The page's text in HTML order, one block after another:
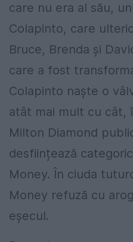
care nu era al său,
Colapinto, care
Bruce, Brenda și
care a fost
Colapinto naște o
atât mai mult cu cât,
Milton Diamond
desființează
Money. În ciuda
Money refuză cu
eșecul.